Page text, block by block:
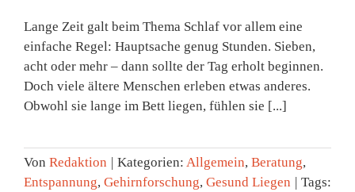
Lange Zeit galt beim Thema Schlaf vor allem eine
einfache Regel: Hauptsache genug Stunden. Sieben,
acht oder mehr – dann sollte der Tag erholt beginnen.
Doch viele ältere Menschen erleben etwas anderes.
Obwohl sie lange im Bett liegen, fühlen sie [...]
Von Redaktion | Kategorien: Allgemein, Beratung,
Entspannung, Gehirnforschung, Gesund Liegen | Tags: